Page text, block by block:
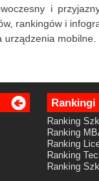
i
rankingów i
mobilne.
Rankingi
Ranking
Ranking
Ranking
Ranking
Ranking